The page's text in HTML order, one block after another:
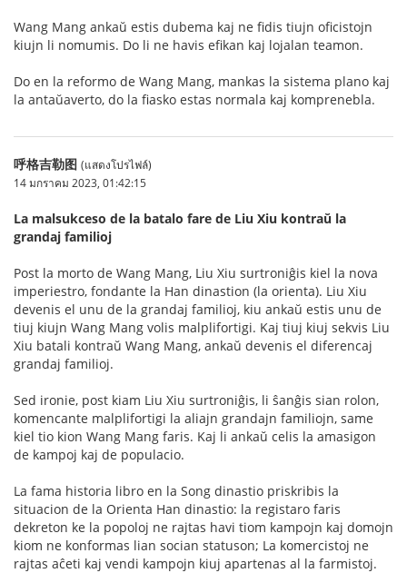
Wang Mang ankaŭ estis dubema kaj ne fidis tiujn oficistojn
kiujn li nomumis. Do li ne havis efikan kaj lojalan teamon.
Do en la reformo de Wang Mang, mankas la sistema plano kaj
la antaŭaverto, do la fiasko estas normala kaj komprenebla.
呼格吉勒图 (แสดงโปรไฟล์)
14 มกราคม 2023, 01:42:15
La malsukceso de la batalo fare de Liu Xiu kontraŭ la
grandaj familioj
Post la morto de Wang Mang, Liu Xiu surtroniĝis kiel la nova
imperiestro, fondante la Han dinastion (la orienta). Liu Xiu
devenis el unu de la grandaj familioj, kiu ankaŭ estis unu de
tiuj kiujn Wang Mang volis malplifortigi. Kaj tiuj kiuj sekvis Liu
Xiu batali kontraŭ Wang Mang, ankaŭ devenis el diferencaj
grandaj familioj.
Sed ironie, post kiam Liu Xiu surtroniĝis, li ŝanĝis sian rolon,
komencante malplifortigi la aliajn grandajn familiojn, same
kiel tio kion Wang Mang faris. Kaj li ankaŭ celis la amasigon
de kampoj kaj de populacio.
La fama historia libro en la Song dinastio priskribis la
situacion de la Orienta Han dinastio: la registaro faris
dekreton ke la popoloj ne rajtas havi tiom kampojn kaj domojn
kiom ne konformas lian socian statuson; La komercistoj ne
rajtas aĉeti kaj vendi kampojn kiuj apartenas al la farmistoj.